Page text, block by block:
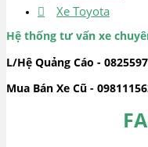
Xe Toyota
Hệ thống tư vấn xe
L/Hệ Quảng Cáo -
Mua Bán Xe Cũ -